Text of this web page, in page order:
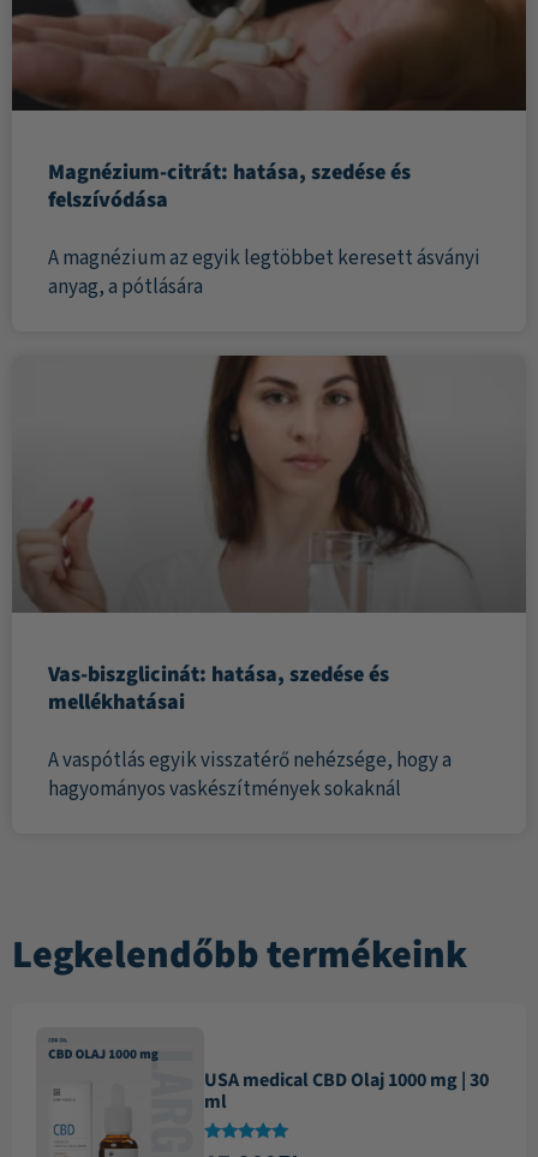
Magnézium-citrát: hatása, szedése és
felszívódása
A magnézium az egyik legtöbbet keresett ásványi
anyag, a pótlására
Vas-biszglicinát: hatása, szedése és
mellékhatásai
A vaspótlás egyik visszatérő nehézsége, hogy a
hagyományos vaskészítmények sokaknál
Legkelendőbb termékeink
USA medical CBD Olaj 1000 mg | 30
ml